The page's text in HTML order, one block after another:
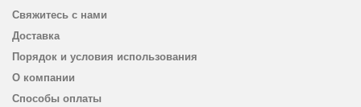
Свяжитесь с нами
Доставка
Порядок и условия использования
О компании
Способы оплаты